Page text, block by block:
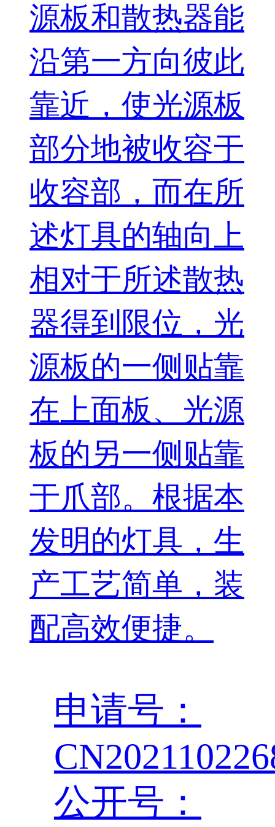
源板和散热器能
沿第一方向彼此
靠近，使光源板
部分地被收容于
收容部，而在所
述灯具的轴向上
相对于所述散热
器得到限位，光
源板的一侧贴靠
在上面板、光源
板的另一侧贴靠
于爪部。根据本
发明的灯具，生
产工艺简单，装
配高效便捷。
申请号：
公开号：